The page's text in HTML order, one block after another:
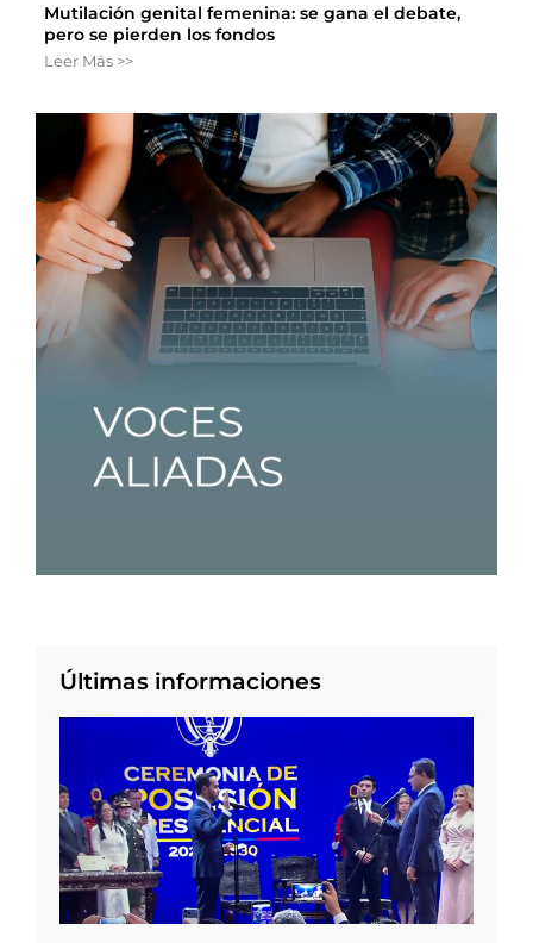
Mutilación genital femenina: se gana el debate,
pero se pierden los fondos
Leer Más >>
Últimas informaciones